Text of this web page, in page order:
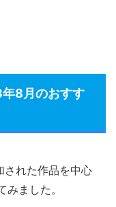
8月のおすす
された作品を中心
ました。